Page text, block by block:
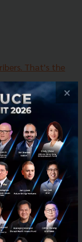
That's the
expected and
2023
In Q2,
Forecasts 1M
“Early Part” Of
×